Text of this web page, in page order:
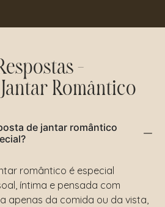
–
Romântico
de jantar romântico
romântico é especial
íntima e pensada com
apenas da comida ou da vista,